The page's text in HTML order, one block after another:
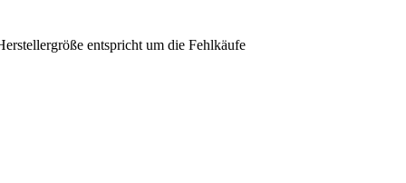
entspricht um die Fehlkäufe